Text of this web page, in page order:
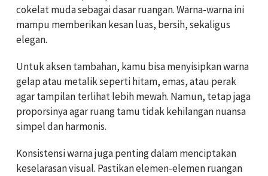
cokelat muda sebagai dasar ruangan. Warna-warna ini
mampu memberikan kesan luas, bersih, sekaligus
elegan.
Untuk aksen tambahan, kamu bisa menyisipkan warna
gelap atau metalik seperti hitam, emas, atau perak
agar tampilan terlihat lebih mewah. Namun, tetap jaga
proporsinya agar ruang tamu tidak kehilangan nuansa
simpel dan harmonis.
Konsistensi warna juga penting dalam menciptakan
keselarasan visual. Pastikan elemen-elemen ruangan